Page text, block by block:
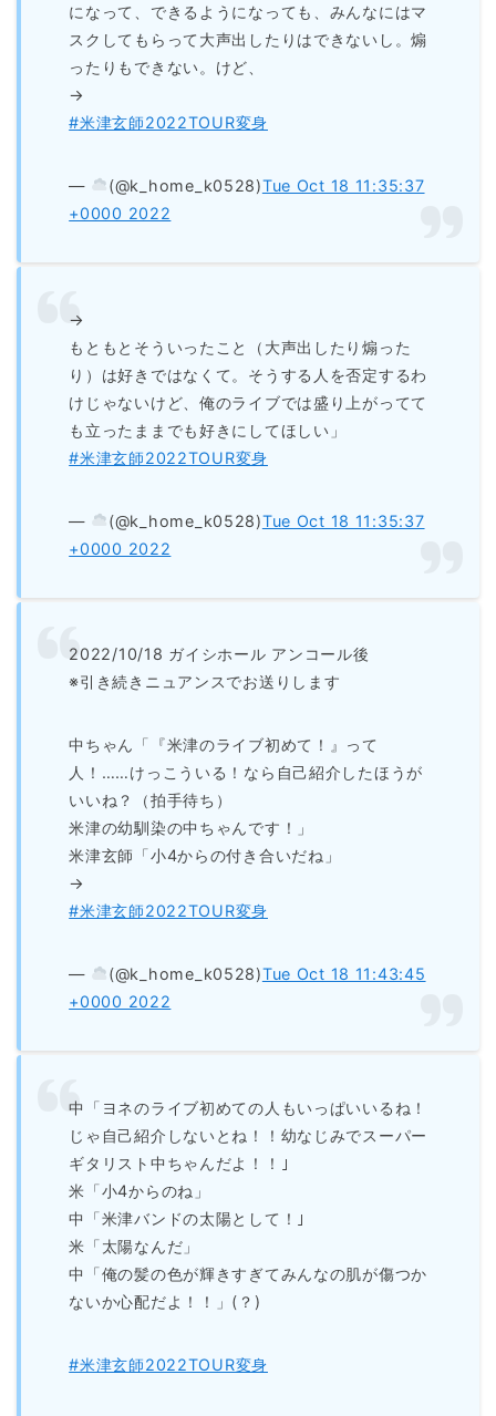
になって、できるようになっても、みんなにはマ
スクしてもらって大声出したりはできないし。煽
ったりもできない。けど、
→
#米津玄師2022TOUR変身
— ‌ (@k_home_k0528)Tue Oct 18 11:35:37
+0000 2022
→
もともとそういったこと（大声出したり煽った
り）は好きではなくて。そうする人を否定するわ
けじゃないけど、俺のライブでは盛り上がってて
も立ったままでも好きにしてほしい」
#米津玄師2022TOUR変身
— ‌ (@k_home_k0528)Tue Oct 18 11:35:37
+0000 2022
2022/10/18 ガイシホール アンコール後
※引き続きニュアンスでお送りします
中ちゃん「『米津のライブ初めて！』って
人！……けっこういる！なら自己紹介したほうが
いいね？（拍手待ち）
米津の幼馴染の中ちゃんです！」
米津玄師「小4からの付き合いだね」
→
#米津玄師2022TOUR変身
— ‌ (@k_home_k0528)Tue Oct 18 11:43:45
+0000 2022
中「ヨネのライブ初めての人もいっぱいいるね！
じゃ自己紹介しないとね！！幼なじみでスーパー
ギタリスト中ちゃんだよ！！｣
米「小4からのね」
中「米津バンドの太陽として！｣
米「太陽なんだ」
中「俺の髪の色が輝きすぎてみんなの肌が傷つか
ないか心配だよ！！」(？)
#米津玄師2022TOUR変身